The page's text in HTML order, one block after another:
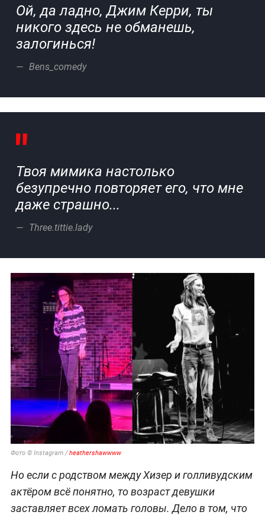
Ой, да ладно, Джим Керри, ты
никого здесь не обманешь,
залогинься!
Bens_comedy
Твоя мимика настолько
безупречно повторяет его, что мне
даже страшно...
Three.tittie.lady
Фото © Instagram /heathershawwww
Но если с родством между Хизер и голливудским
актёром всё понятно, то возраст девушки
заставляет всех ломать головы. Дело в том, что